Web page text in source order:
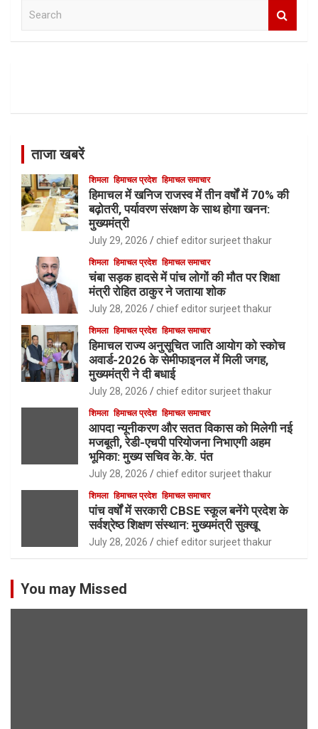
ताजा खबरें
शिमला हिमाचल प्रदेश हिमाचल समाचार
हिमाचल में खनिज राजस्व में तीन वर्षों में 70% की
बढ़ोतरी, पर्यावरण संरक्षण के साथ होगा खनन:
मुख्यमंत्री
July 29, 2026 chief editor surjeet thakur
शिमला हिमाचल प्रदेश हिमाचल समाचार
चंबा सड़क हादसे में पांच लोगों की मौत पर शिक्षा
मंत्री रोहित ठाकुर ने जताया शोक
July 28, 2026 chief editor surjeet thakur
शिमला हिमाचल प्रदेश हिमाचल समाचार
हिमाचल राज्य अनुसूचित जाति आयोग को स्कोच
अवार्ड-2026 के सेमीफाइनल में मिली जगह,
मुख्यमंत्री ने दी बधाई
July 28, 2026 chief editor surjeet thakur
शिमला हिमाचल प्रदेश हिमाचल समाचार
आपदा न्यूनीकरण और सतत विकास को मिलेगी नई
मजबूती, रेडी-एचपी परियोजना निभाएगी अहम
भूमिका: मुख्य सचिव के.के. पंत
July 28, 2026 chief editor surjeet thakur
शिमला हिमाचल प्रदेश हिमाचल समाचार
पांच वर्षों में सरकारी CBSE स्कूल बनेंगे प्रदेश के
सर्वश्रेष्ठ शिक्षण संस्थान: मुख्यमंत्री सुक्खू
July 28, 2026 chief editor surjeet thakur
You may Missed